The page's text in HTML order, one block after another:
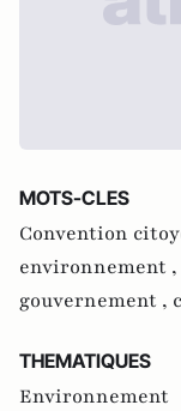
MOTS-CLES
Convention
environnement ,
gouvernement ,
THEMATIQUES
Environnement